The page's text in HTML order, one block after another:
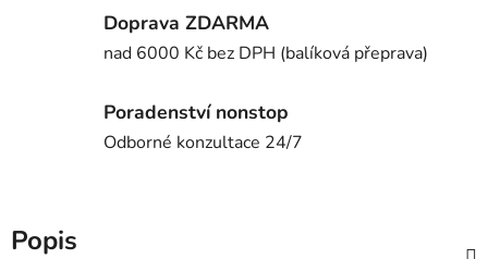
Doprava ZDARMA
nad 6000 Kč bez DPH (balíková přeprava)
Poradenství nonstop
Odborné konzultace 24/7
Popis